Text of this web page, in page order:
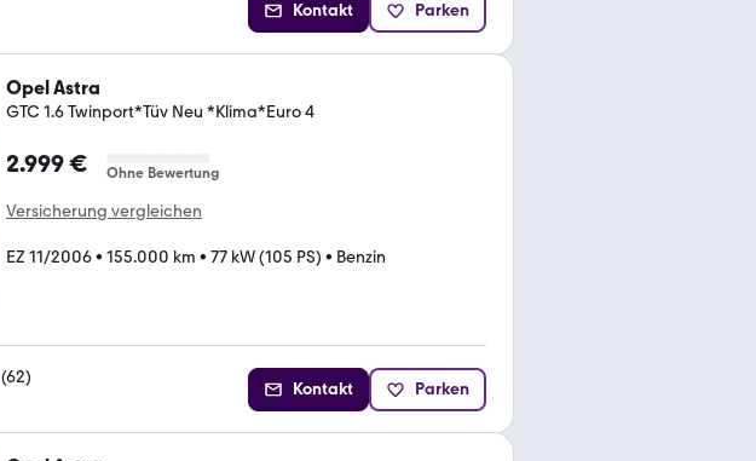
Kontakt Parken
Opel Astra
GTC 1.6 Twinport*Tüv Neu *Klima*Euro 4
2.999 € Ohne Bewertung
Versicherung vergleichen
EZ 11/2006• 155.000 km • 77 kW (105 PS) • Benzin
(62)
Kontakt Parken